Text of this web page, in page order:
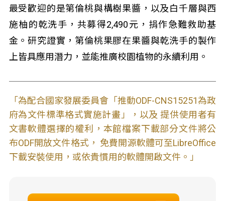
最受歡迎的是第倫桃與構樹果醬，以及白千層與西
施柚的乾洗手，共募得2,490元，捐作急難救助基
金。研究證實，第倫桃果膠在果醬與乾洗手的製作
上皆具應用潛力，並能推廣校園植物的永續利用。
「為配合國家發展委員會「推動ODF-CNS15251為政
府為文件標準格式實施計畫」，以及 提供使用者有
文書軟體選擇的權利，本館檔案下載部分文件將公
布ODF開放文件格式， 免費開源軟體可至LibreOffice
下載安裝使用，或依貴慣用的軟體開啟文件。」